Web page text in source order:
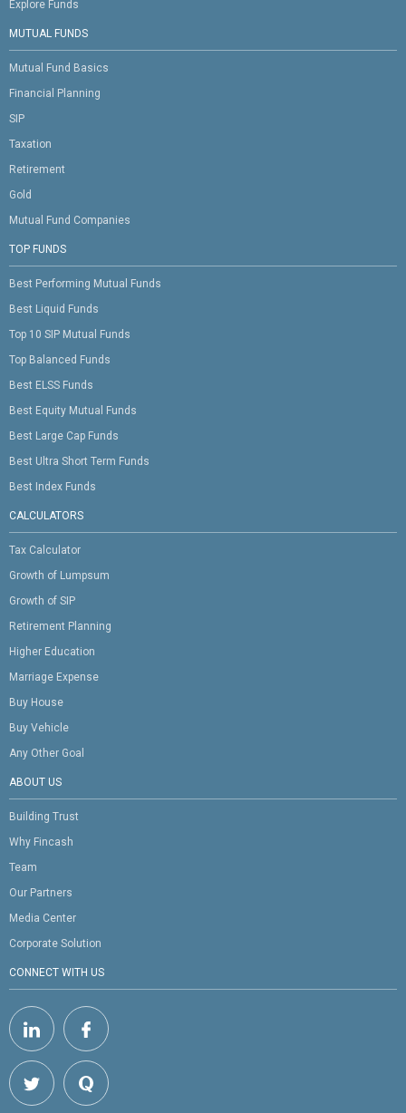
Explore Funds
MUTUAL FUNDS
Mutual Fund Basics
Financial Planning
SIP
Taxation
Retirement
Gold
Mutual Fund Companies
TOP FUNDS
Best Performing Mutual Funds
Best Liquid Funds
Top 10 SIP Mutual Funds
Top Balanced Funds
Best ELSS Funds
Best Equity Mutual Funds
Best Large Cap Funds
Best Ultra Short Term Funds
Best Index Funds
CALCULATORS
Tax Calculator
Growth of Lumpsum
Growth of SIP
Retirement Planning
Higher Education
Marriage Expense
Buy House
Buy Vehicle
Any Other Goal
ABOUT US
Building Trust
Why Fincash
Team
Our Partners
Media Center
Corporate Solution
CONNECT WITH US